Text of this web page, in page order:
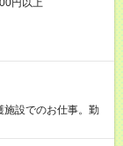
円以上
施設でのお仕事。勤